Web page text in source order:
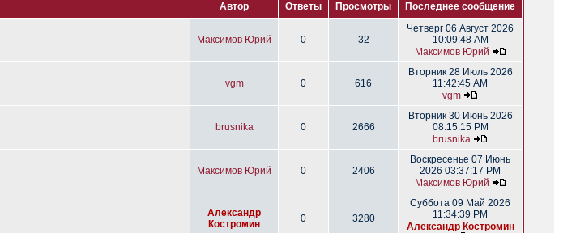
Автор Ответы Просмотры Последнее сообщение
Максимов Юрий 0 32
Четверг 06 Август 2026
10:09:48 AM
Максимов Юрий
vgm 0 616
Вторник 28 Июль 2026
11:42:45 AM
vgm
brusnika 0 2666
Вторник 30 Июнь 2026
08:15:15 PM
brusnika
Максимов Юрий 0 2406
Воскресенье 07 Июнь
2026 03:37:17 PM
Максимов Юрий
Александр
Костромин
0 3280
Суббота 09 Май 2026
11:34:39 PM
Александр Костромин